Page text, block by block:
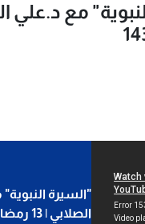
"السيرة
الصلابي | 13 رمضان 1437